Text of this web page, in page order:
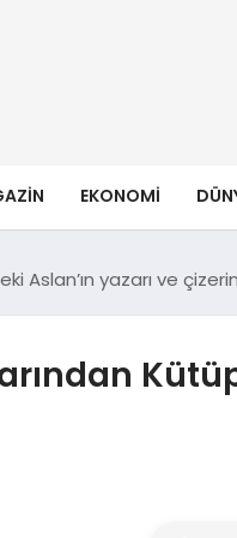
EKONOMI
Aslan’ın yazarı ve